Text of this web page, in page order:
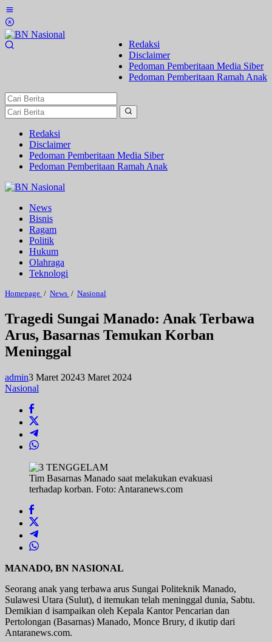
Lewati
ke
konten
Redaksi
Disclaimer
Pedoman Pemberitaan Media Siber
Pedoman Pemberitaan Ramah Anak
Redaksi
Disclaimer
Pedoman Pemberitaan Media Siber
Pedoman Pemberitaan Ramah Anak
News
Bisnis
Ragam
Politik
Hukum
Olahraga
Teknologi
Homepage / News / Nasional
Manado:
Anak
Terbawa
Arus,
Meninggal
Tragedi Sungai Manado: Anak Terbawa
Arus, Basarnas Temukan Korban
Meninggal
admin3 Maret 20243 Maret 2024
Nasional
Tim Basarnas Manado saat melakukan evakuasi
terhadap korban. Foto: Antaranews.com
MANADO, BN NASIONAL
Seorang anak yang terbawa arus Sungai Politeknik Manado,
Sulawesi Utara (Sulut), d itemukan telah meninggal dunia, Sabtu.
Demikian d isampaikan oleh Kepala Kantor Pencarian dan
Pertolongan (Basarnas) Manado, Monce Brury, d ikutip dari
Antaranews.com.